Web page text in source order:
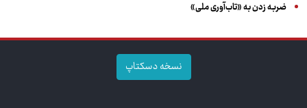
ضربه زدن به «تاب‌آوری ملی»
نسخه دسکتاپ